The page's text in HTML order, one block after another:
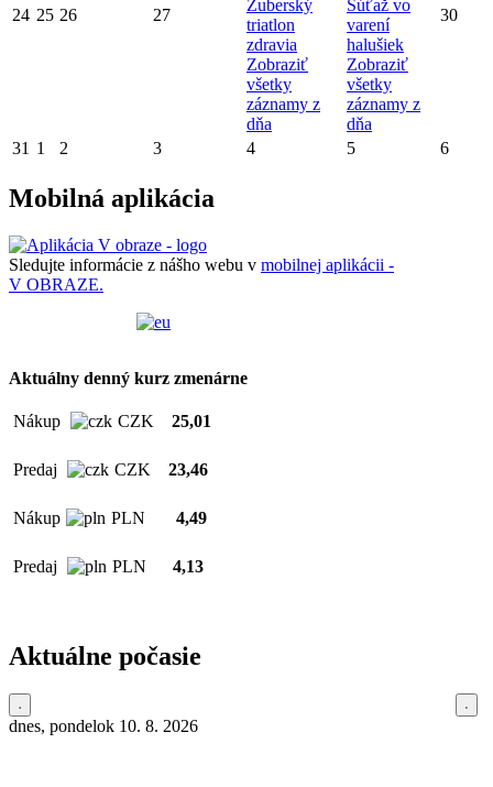
24 25 26 27
Zuberský
triatlon
zdravia
Zobraziť
všetky
záznamy z
dňa
Súťaž vo
varení
halušiek
Zobraziť
všetky
záznamy z
dňa
30
31 1 2 3 4 5 6
Mobilná aplikácia
Sledujte informácie z nášho webu v mobilnej aplikácii -
V OBRAZE.
Aktuálny denný kurz zmenárne
Nákup CZK 25,01
Predaj CZK 23,46
Nákup PLN 4,49
Predaj PLN 4,13
Aktuálne počasie
dnes, pondelok 10. 8. 2026